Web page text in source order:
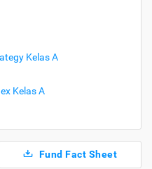
Kelas A
Kelas A
Fund Fact Sheet